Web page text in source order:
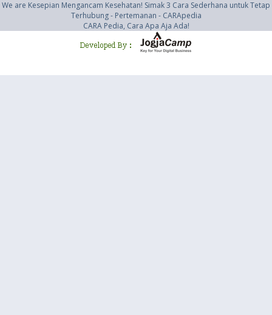
We are Kesepian Mengancam Kesehatan! Simak 3 Cara Sederhana untuk Tetap
Terhubung - Pertemanan - CARApedia
CARA Pedia, Cara Apa Aja Ada!